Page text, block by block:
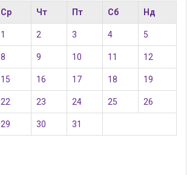
Ср Чт Пт Сб Нд
1 2 3 4 5
8 9 10 11 12
15 16 17 18 19
22 23 24 25 26
29 30 31